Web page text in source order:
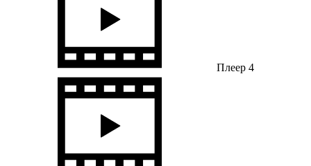
Плеер 4